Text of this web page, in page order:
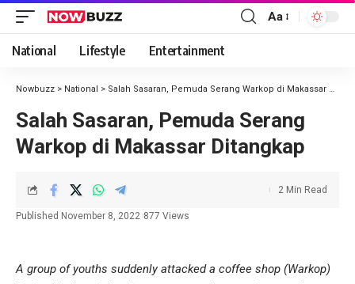
Aa
National Lifestyle Entertainment
Nowbuzz > National > Salah Sasaran, Pemuda Serang Warkop di Makassar Ditangkap
Salah Sasaran, Pemuda Serang
Warkop di Makassar Ditangkap
Published November 8, 2022 877 Views
2 Min Read
A group of youths suddenly attacked a coffee shop (Warkop)